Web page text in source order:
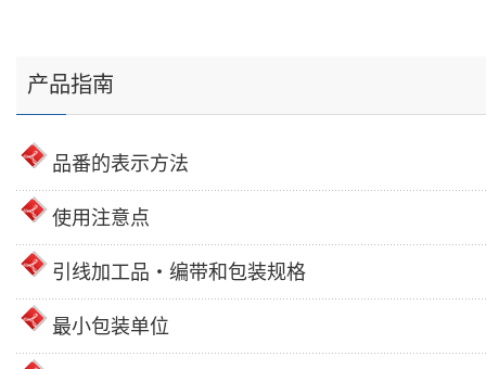
产品指南
品番的表示方法
使用注意点
引线加工品・编带和包装规格
最小包装单位